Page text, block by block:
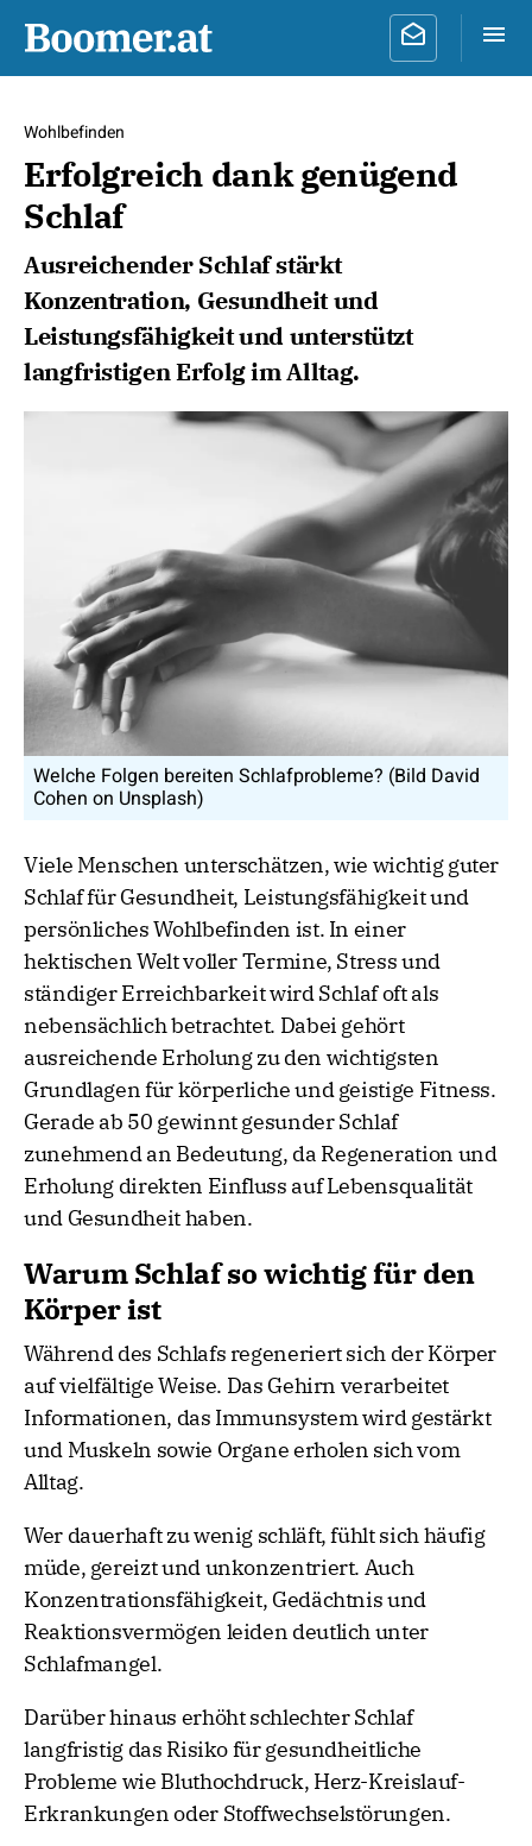
Wohlbefinden
Erfolgreich dank genügend
Schlaf
Ausreichender Schlaf stärkt
Konzentration, Gesundheit und
Leistungsfähigkeit und unterstützt
langfristigen Erfolg im Alltag.
Welche Folgen bereiten Schlafprobleme? (Bild David
Cohen on Unsplash)
Viele Menschen unterschätzen, wie wichtig guter
Schlaf für Gesundheit, Leistungsfähigkeit und
persönliches Wohlbefinden ist. In einer
hektischen Welt voller Termine, Stress und
ständiger Erreichbarkeit wird Schlaf oft als
nebensächlich betrachtet. Dabei gehört
ausreichende Erholung zu den wichtigsten
Grundlagen für körperliche und geistige Fitness.
Gerade ab 50 gewinnt gesunder Schlaf
zunehmend an Bedeutung, da Regeneration und
Erholung direkten Einfluss auf Lebensqualität
und Gesundheit haben.
Warum Schlaf so wichtig für den
Körper ist
Während des Schlafs regeneriert sich der Körper
auf vielfältige Weise. Das Gehirn verarbeitet
Informationen, das Immunsystem wird gestärkt
und Muskeln sowie Organe erholen sich vom
Alltag.
Wer dauerhaft zu wenig schläft, fühlt sich häufig
müde, gereizt und unkonzentriert. Auch
Konzentrationsfähigkeit, Gedächtnis und
Reaktionsvermögen leiden deutlich unter
Schlafmangel.
Darüber hinaus erhöht schlechter Schlaf
langfristig das Risiko für gesundheitliche
Probleme wie Bluthochdruck, Herz-Kreislauf-
Erkrankungen oder Stoffwechselstörungen.